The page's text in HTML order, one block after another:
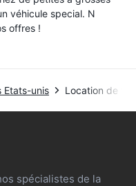
véhicule special. N
offres !
Etats-unis Location de
spécialistes de la